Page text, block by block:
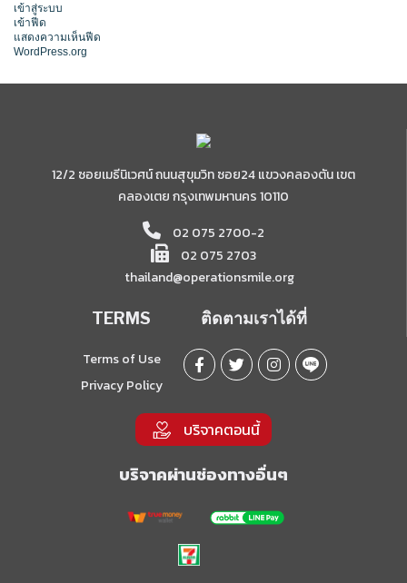
เข้าสู่ระบบ
เข้าฟีด
แสดงความเห็นฟีด
WordPress.org
12/2 ซอยเมธีนิเวศน์ ถนนสุขุมวิท ซอย24 แขวงคลองตัน เขต
คลองเตย กรุงเทพมหานคร 10110
02 075 2700-2
02 075 2703
thailand@operationsmile.org
TERMS
Terms of Use
Privacy Policy
ติดตามเราได้ที่
บริจาคตอนนี้
บริจาคผ่านช่องทางอื่นๆ